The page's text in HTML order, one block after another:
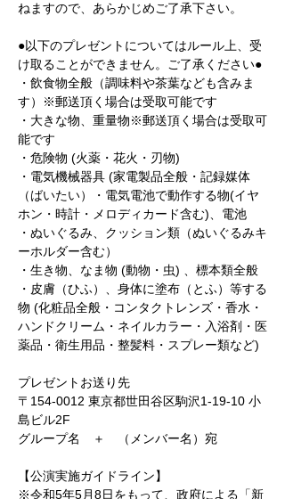
ねますので、あらかじめご了承下さい。
●以下のプレゼントについてはルール上、受
け取ることができません。ご了承ください●
・飲食物全般（調味料や茶葉なども含みま
す）※郵送頂く場合は受取可能です
・大きな物、重量物※郵送頂く場合は受取可
能です
・危険物 (火薬・花火・刃物)
・電気機械器具 (家電製品全般・記録媒体
（ばいたい）・電気電池で動作する物(イヤ
ホン・時計・メロディカード含む)、電池
・ぬいぐるみ、クッション類（ぬいぐるみキ
ーホルダー含む）
・生き物、なま物 (動物・虫) 、標本類全般
・皮膚（ひふ）、身体に塗布（とふ）等する
物 (化粧品全般・コンタクトレンズ・香水・
ハンドクリーム・ネイルカラー・入浴剤・医
薬品・衛生用品・整髪料・スプレー類など)
プレゼントお送り先
〒154-0012 東京都世田谷区駒沢1-19-10 小
島ビル2F
グループ名　＋　（メンバー名）宛
【公演実施ガイドライン】
※令和5年5月8日をもって、政府による「新